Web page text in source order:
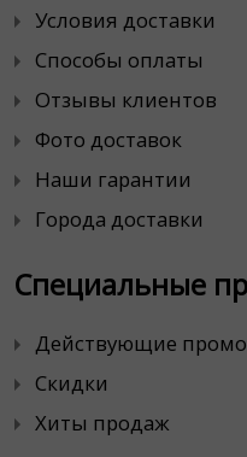
Условия доставки
Способы оплаты
Отзывы клиентов
Фото доставок
Наши гарантии
Города доставки
Специальные
Действующие
Скидки
Хиты продаж